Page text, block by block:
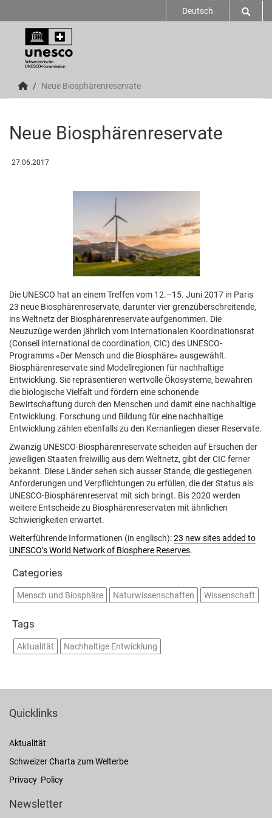
Deutsch
Neue Biosphärenreservate
Neue Biosphärenreservate
27.06.2017
Die UNESCO hat an einem Treffen vom 12.–15. Juni 2017 in Paris
23 neue Biosphärenreservate, darunter vier grenzüberschreitende,
ins Weltnetz der Biosphärenreservate aufgenommen. Die
Neuzuzüge werden jährlich vom Internationalen Koordinationsrat
(Conseil international de coordination, CIC) des UNESCO-
Programms «Der Mensch und die Biosphäre» ausgewählt.
Biosphärenreservate sind Modellregionen für nachhaltige
Entwicklung. Sie repräsentieren wertvolle Ökosysteme, bewahren
die biologische Vielfalt und fördern eine schonende
Bewirtschaftung durch den Menschen und damit eine nachhaltige
Entwicklung. Forschung und Bildung für eine nachhaltige
Entwicklung zählen ebenfalls zu den Kernanliegen dieser Reservate.
Zwanzig UNESCO-Biosphärenreservate scheiden auf Ersuchen der
jeweiligen Staaten freiwillig aus dem Weltnetz, gibt der CIC ferner
bekannt. Diese Länder sehen sich ausser Stande, die gestiegenen
Anforderungen und Verpflichtungen zu erfüllen, die der Status als
UNESCO-Biosphärenreservat mit sich bringt. Bis 2020 werden
weitere Entscheide zu Biosphärenreservaten mit ähnlichen
Schwierigkeiten erwartet.
Weiterführende Informationen (in englisch):23 new sites added to
UNESCO’s World Network of Biosphere Reserves.
Categories
Mensch und Biosphäre Naturwissenschaften Wissenschaft
Tags
Aktualität Nachhaltige Entwicklung
Quicklinks
Aktualität
Schweizer Charta zum Welterbe
Privacy Policy
Newsletter